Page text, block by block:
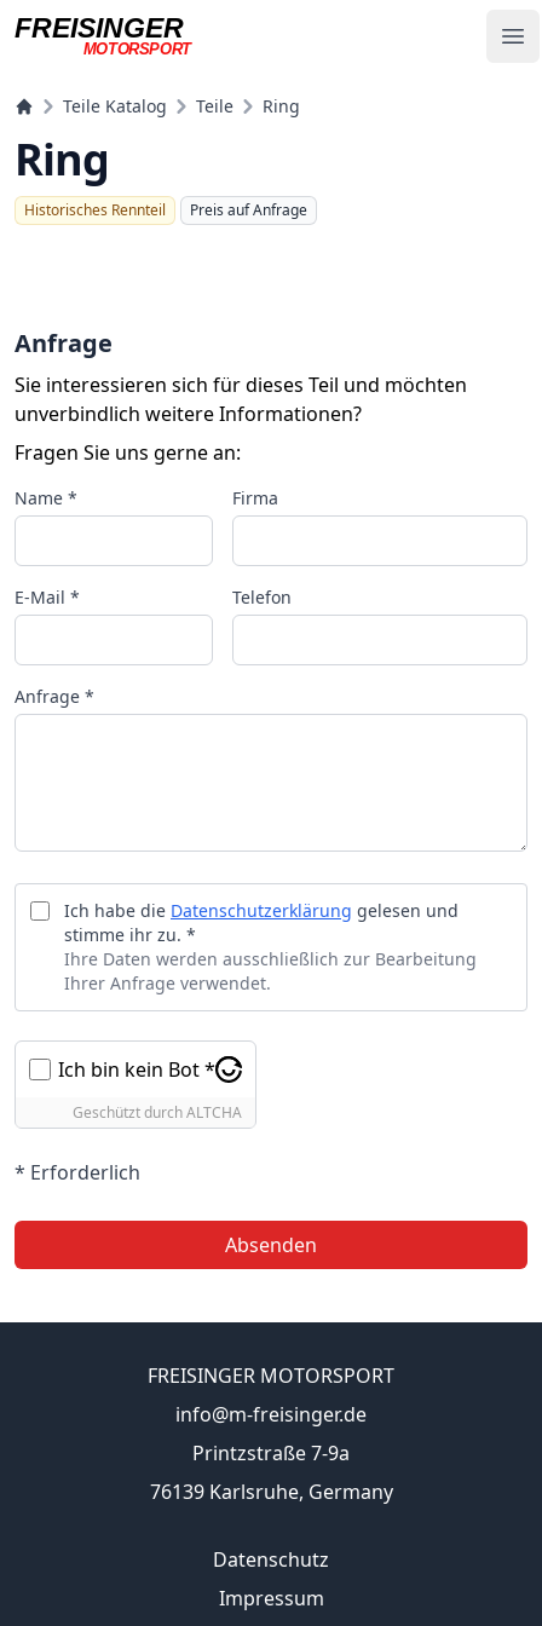
FREISINGER
MOTORSPORT
Teile Katalog Teile Ring
Ring
Historisches Rennteil Preis auf Anfrage
Anfrage
Sie interessieren sich für dieses Teil und möchten
unverbindlich weitere Informationen?
Fragen Sie uns gerne an:
Name * Firma
E-Mail * Telefon
Anfrage *
Ich habe die Datenschutzerklärung gelesen und
stimme ihr zu. *
Ihre Daten werden ausschließlich zur Bearbeitung
Ihrer Anfrage verwendet.
Ich bin kein Bot *
Geschützt durchALTCHA
* Erforderlich
Absenden
FREISINGER MOTORSPORT
info@m-freisinger.de
Printzstraße 7-9a
76139 Karlsruhe, Germany
Datenschutz
Impressum